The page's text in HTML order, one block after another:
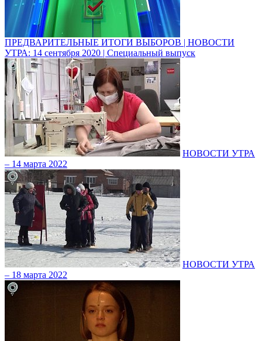
ПРЕДВАРИТЕЛЬНЫЕ ИТОГИ ВЫБОРОВ | НОВОСТИ
УТРА: 14 сентября 2020 | Специальный выпуск
НОВОСТИ УТРА
– 14 марта 2022
НОВОСТИ УТРА
– 18 марта 2022